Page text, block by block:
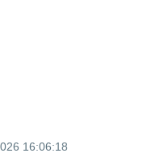
16:06:18